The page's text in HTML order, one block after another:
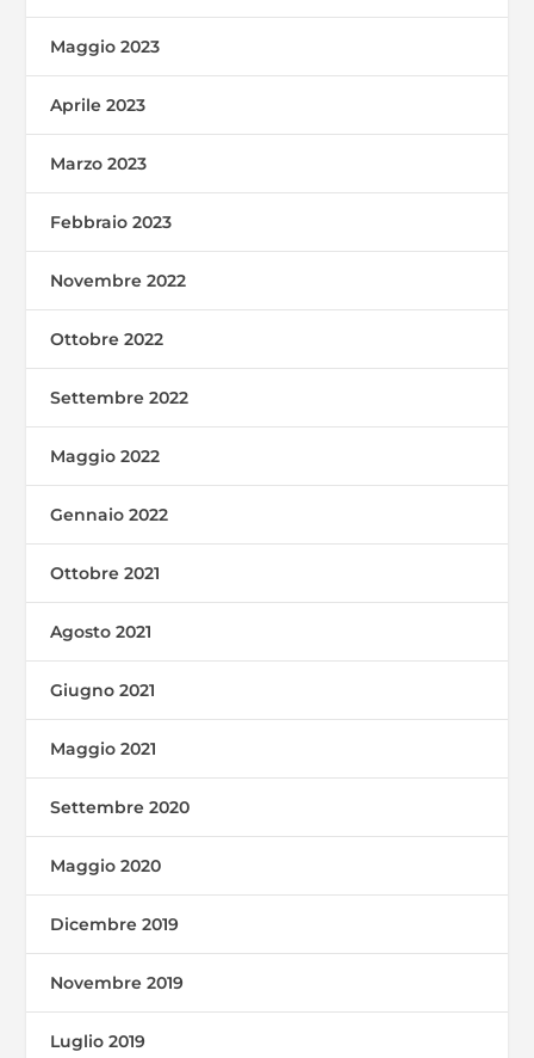
Maggio 2023
Aprile 2023
Marzo 2023
Febbraio 2023
Novembre 2022
Ottobre 2022
Settembre 2022
Maggio 2022
Gennaio 2022
Ottobre 2021
Agosto 2021
Giugno 2021
Maggio 2021
Settembre 2020
Maggio 2020
Dicembre 2019
Novembre 2019
Luglio 2019